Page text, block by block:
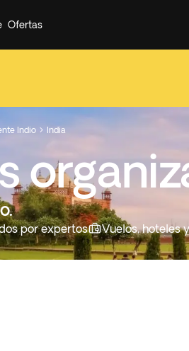
Ofertas
Indio  India
por expertos Vuelos, hoteles